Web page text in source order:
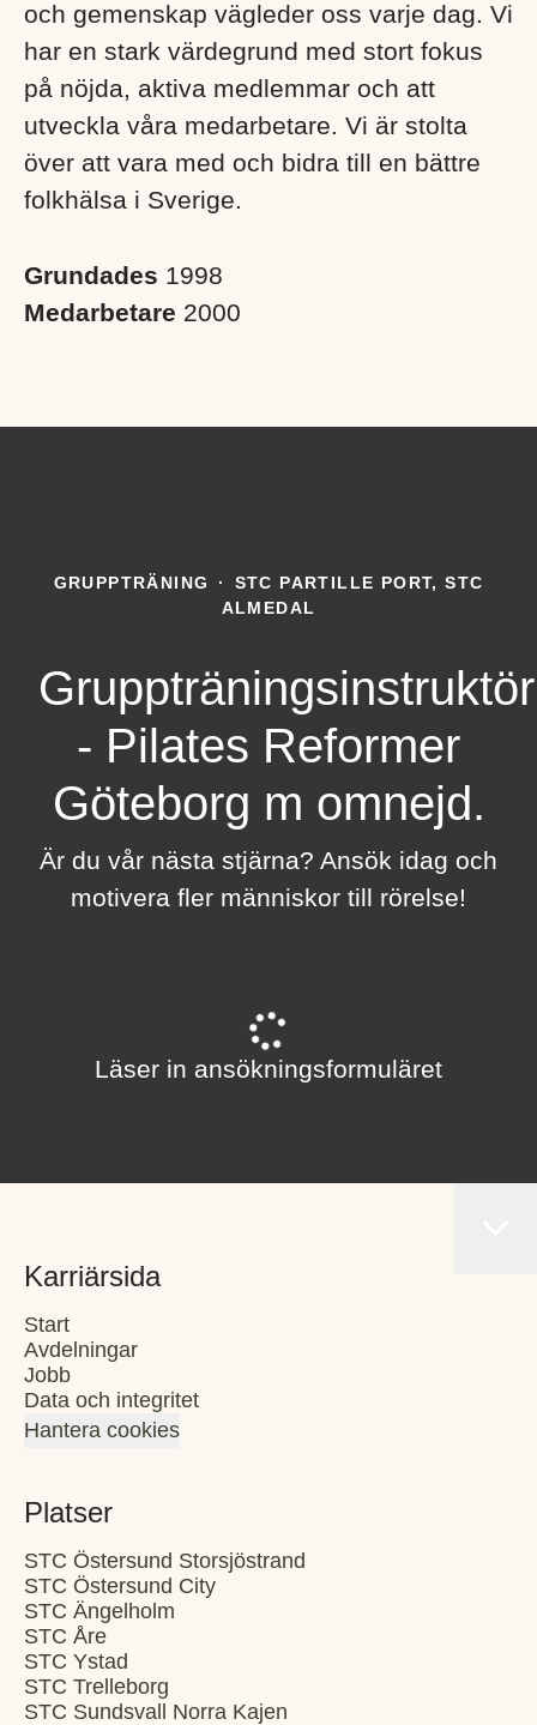
och gemenskap vägleder oss varje dag. Vi
har en stark värdegrund med stort fokus
på nöjda, aktiva medlemmar och att
utveckla våra medarbetare. Vi är stolta
över att vara med och bidra till en bättre
folkhälsa i Sverige. ​
Grundades 1998
Medarbetare 2000
GRUPPTRÄNING ·
STC PARTILLE PORT, STC
ALMEDAL
Gruppträningsinstruktör
- Pilates Reformer
Göteborg m omnejd.
Är du vår nästa stjärna? Ansök idag och
motivera fler människor till rörelse!
Läser in ansökningsformuläret
Karriärsida
Start
Avdelningar
Jobb
Data och integritet
Hantera cookies
Platser
STC Östersund Storsjöstrand
STC Östersund City
STC Ängelholm
STC Åre
STC Ystad
STC Trelleborg
STC Sundsvall Norra Kajen